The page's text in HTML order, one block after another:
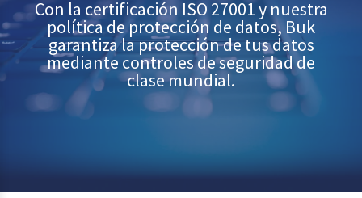
Con la certificación ISO 27001 y nuestra
política de protección de datos, Buk
garantiza la protección de tus datos
mediante controles de seguridad de
clase mundial.